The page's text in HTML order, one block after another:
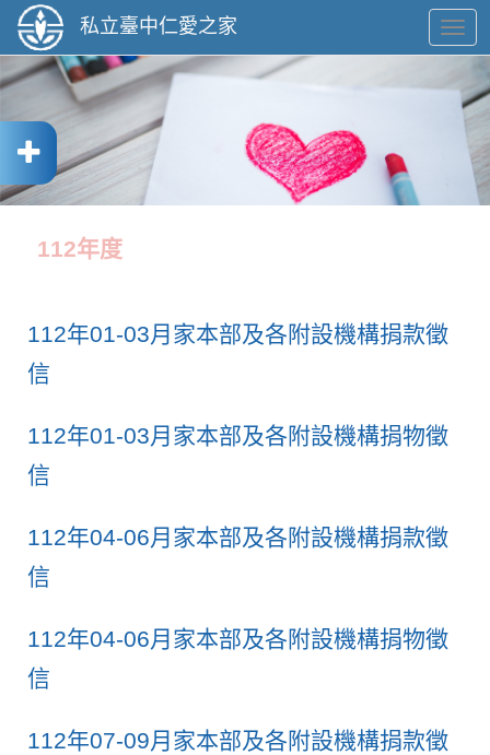
切
換
航
私立臺中仁愛之家
112年度
112年01-03月家本部及各附設機構捐款徵
信
112年01-03月家本部及各附設機構捐物徵
信
112年04-06月家本部及各附設機構捐款徵
信
112年04-06月家本部及各附設機構捐物徵
信
112年07-09月家本部及各附設機構捐款徵